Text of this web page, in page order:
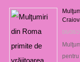
06/08/
pentru